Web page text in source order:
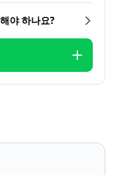
야 하나요?